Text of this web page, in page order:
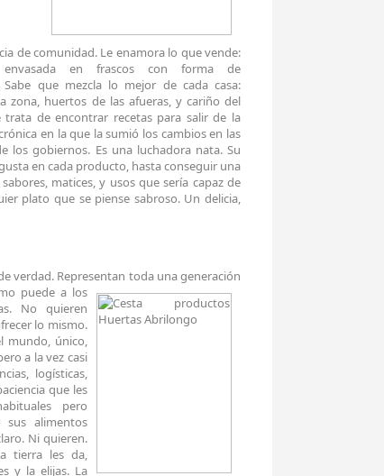
de comunidad. Le enamora lo que vende:
envasada en frascos con forma de
Sabe que mezcla lo mejor de cada casa:
zona, huertos de las afueras, y cariño del
trata de encontrar recetas para salir de la
en la que la sumió los cambios en las
los gobiernos. Es una luchadora nata. Su
en cada producto, hasta conseguir una
matices, y usos que sería capaz de
plato que se piense sabroso. Un delicia,
verdad. Representan toda una generación
puede a los
No quieren
lo mismo.
mundo, único,
a la vez casi
logísticas,
que les
pero
sus alimentos
Ni quieren.
tierra les da,
y la elijas. La